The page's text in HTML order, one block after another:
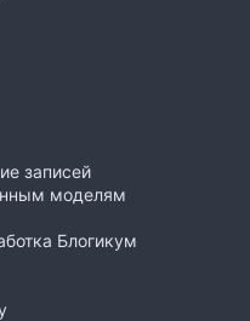
записей
моделям
Блогикум